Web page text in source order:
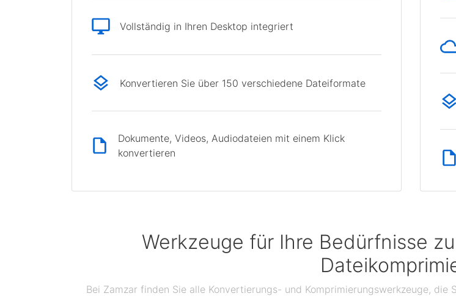
Vollständig in Ihren Desktop integriert
Konvertieren Sie über 150 verschiedene Dateiformate
Dokumente, Videos, Audiodateien mit einem Klick
konvertieren
Werkzeuge für Ihre Bedürfnisse
Bei Zamzar finden Sie alle Konvertierungs- und Komprimierungswerkzeuge,